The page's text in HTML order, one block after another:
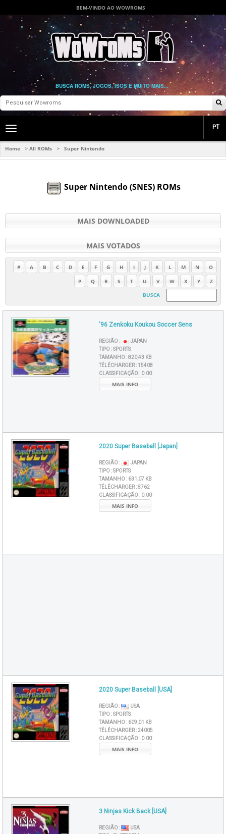
BEM-VINDO AO WOWROMS
BUSCA ROMS, JOGOS, ISOS E MUITO MAIS...
Toggle
navigation
PT
Home > All ROMs > Super Nintendo
Super Nintendo (SNES) ROMs
MAIS DOWNLOADED
MAIS VOTADOS
# A B C D E F G H I J K L M N
O
P
Q R S T U V W X Y
Z
BUSCA
'96 Zenkoku Koukou Soccer Sens
REGIÃO :
JAPAN
TIPO :SPORTS
TAMANHO :820,43 KB
TÉLÉCHARGER : 15408
CLASSIFICAÇÃO : 0.00
MAIS INFO
2020 Super Baseball [Japan]
REGIÃO :
JAPAN
TIPO :SPORTS
TAMANHO : 631,07 KB
TÉLÉCHARGER :8762
CLASSIFICAÇÃO : 0.00
MAIS INFO
2020 Super Baseball [USA]
REGIÃO :
USA
TIPO :SPORTS
TAMANHO : 609,01 KB
TÉLÉCHARGER :24005
CLASSIFICAÇÃO : 0.00
MAIS INFO
3 Ninjas Kick Back [USA]
REGIÃO :
USA